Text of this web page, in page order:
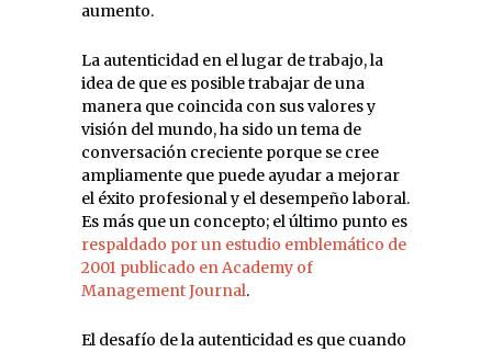
aumento.
La autenticidad en el lugar de trabajo, la
idea de que es posible trabajar de una
manera que coincida con sus valores y
visión del mundo, ha sido un tema de
conversación creciente porque se cree
ampliamente que puede ayudar a mejorar
el éxito profesional y el desempeño laboral.
Es más que un concepto; el último punto es
respaldado por un estudio emblemático de
2001 publicado en Academy of
Management Journal.
El desafío de la autenticidad es que cuando